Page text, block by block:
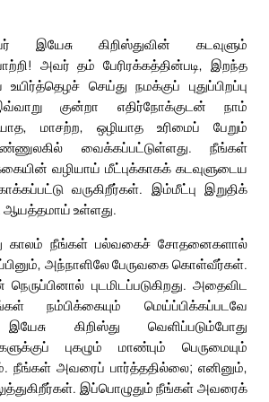
கிறிஸ்துவின் கடவுளும்
அவர் தம் பேரிரக்கத்தின்படி, இறந்த
செய்து நமக்குப் புதுப்பிறப்பு
குன்றா எதிர்நோக்குடன் நாம்
மாசற்ற, ஒழியாத உரிமைப் பேறும்
வைக்கப்பட்டுள்ளது. நீங்கள்
வழியாய் மீட்புக்காகக் கடவுளுடைய
வருகிறீர்கள். இம்மீட்பு இறுதிக்
ஆயத்தமாய் உள்ளது.
காலம் நீங்கள் பல்வகைச் சோதனைகளால்
அந்நாளிலே பேருவகை கொள்வீர்கள்.
புடமிடப்படுகிறது. அதைவிட
நம்பிக்கையும் மெய்ப்பிக்கப்படவே
இயேசு கிறிஸ்து வெளிப்படும்போது
புகழும் மாண்பும் பெருமையும்
நீங்கள் அவரைப் பார்த்ததில்லை; எனினும்,
இப்பொழுதும் நீங்கள் அவரைக்